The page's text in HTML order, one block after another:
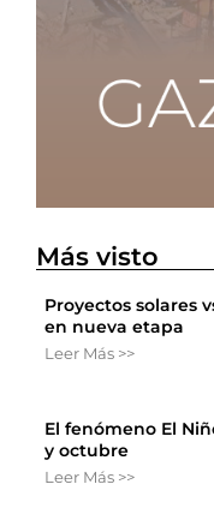
Más visto
Proyectos solares
en nueva etapa
Leer Más >>
El fenómeno El
y octubre
Leer Más >>